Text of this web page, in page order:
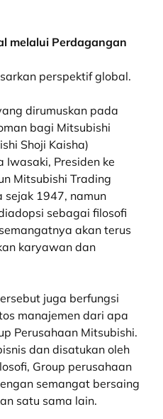
melalui Perdagangan
perspektif global.
dirumuskan pada
bagi Mitsubishi
Shoji Kaisha)
Presiden ke
Mitsubishi Trading
sejak 1947, namun
sebagai filosofi
akan terus
karyawan dan
juga berfungsi
manajemen dari apa
Perusahaan Mitsubishi.
dan disatukan oleh
Group perusahaan
semangat bersaing
satu sama lain.